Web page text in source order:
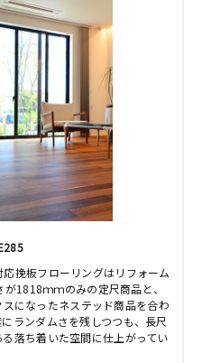
挽板フローリングはリフォーム
1818ｍｍのみの定尺商品と、
になったネステッド商品を合わ
ランダムさを残しつつも、長尺
落ち着いた空間に仕上がってい